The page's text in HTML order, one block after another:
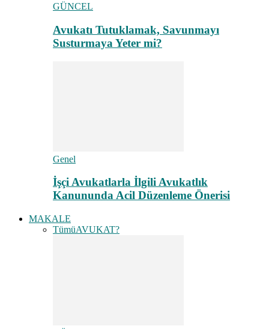
GÜNCEL
Avukatı Tutuklamak, Savunmayı
Susturmaya Yeter mi?
Genel
İşçi Avukatlarla İlgili Avukatlık
Kanununda Acil Düzenleme Önerisi
MAKALE
TümüAVUKAT?